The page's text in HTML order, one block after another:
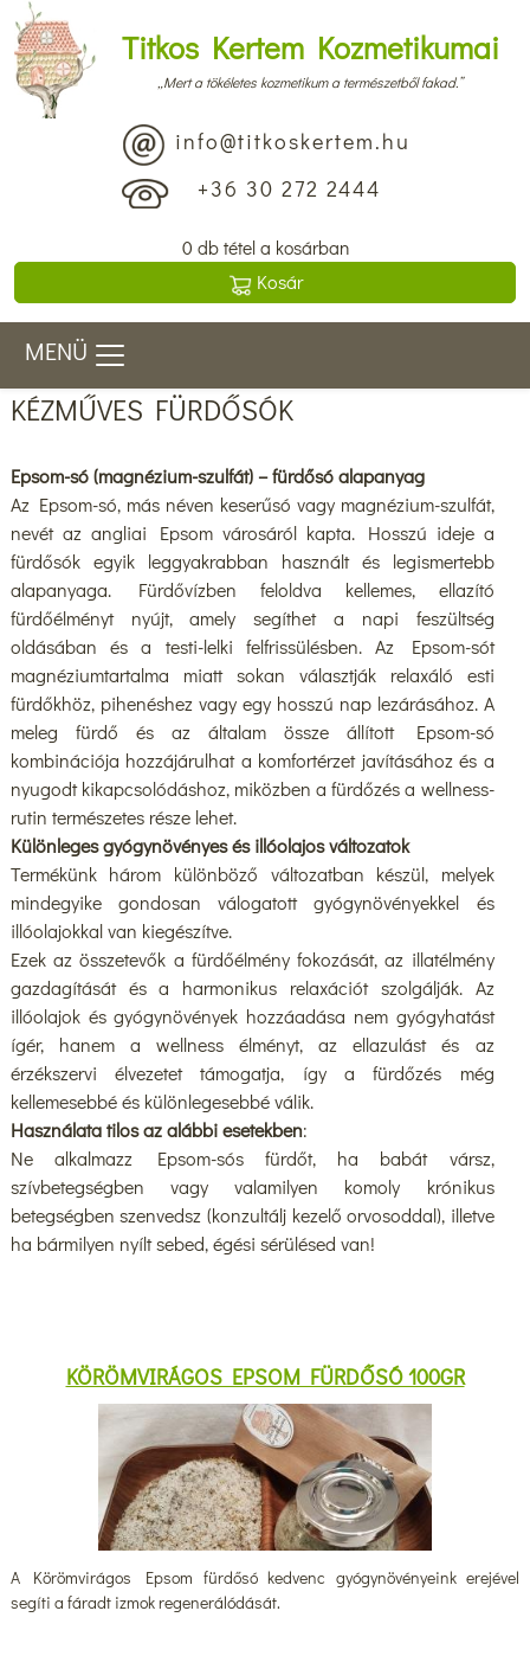
Titkos Kertem Kozmetikumai
„Mert a tökéletes kozmetikum a természetből fakad.”
info@titkoskertem.hu
+36 30 272 2444
0 db tétel a kosárban
Kosár
MENÜ
KÉZMŰVES FÜRDŐSÓK
Epsom-só (magnézium-szulfát) – fürdősó alapanyag
Az Epsom-só, más néven keserűsó vagy magnézium-szulfát,
nevét az angliai Epsom városáról kapta. Hosszú ideje a
fürdősók egyik leggyakrabban használt és legismertebb
alapanyaga. Fürdővízben feloldva kellemes, ellazító
fürdőélményt nyújt, amely segíthet a napi feszültség
oldásában és a testi-lelki felfrissülésben. Az Epsom-sót
magnéziumtartalma miatt sokan választják relaxáló esti
fürdőkhöz, pihenéshez vagy egy hosszú nap lezárásához. A
meleg fürdő és az általam össze állított Epsom-só
kombinációja hozzájárulhat a komfortérzet javításához és a
nyugodt kikapcsolódáshoz, miközben a fürdőzés a wellness-
rutin természetes része lehet.
Különleges gyógynövényes és illóolajos változatok
Termékünk három különböző változatban készül, melyek
mindegyike gondosan válogatott gyógynövényekkel és
illóolajokkal van kiegészítve.
Ezek az összetevők a fürdőélmény fokozását, az illatélmény
gazdagítását és a harmonikus relaxációt szolgálják. Az
illóolajok és gyógynövények hozzáadása nem gyógyhatást
ígér, hanem a wellness élményt, az ellazulást és az
érzékszervi élvezetet támogatja, így a fürdőzés még
kellemesebbé és különlegesebbé válik.
Használata tilos az alábbi esetekben:
Ne alkalmazz Epsom-sós fürdőt, ha babát vársz,
szívbetegségben vagy valamilyen komoly krónikus
betegségben szenvedsz (konzultálj kezelő orvosoddal), illetve
ha bármilyen nyílt sebed, égési sérülésed van!
KÖRÖMVIRÁGOS EPSOM FÜRDŐSÓ 100GR
A Körömvirágos Epsom fürdősó kedvenc gyógynövényeink erejével
segíti a fáradt izmok regenerálódását.